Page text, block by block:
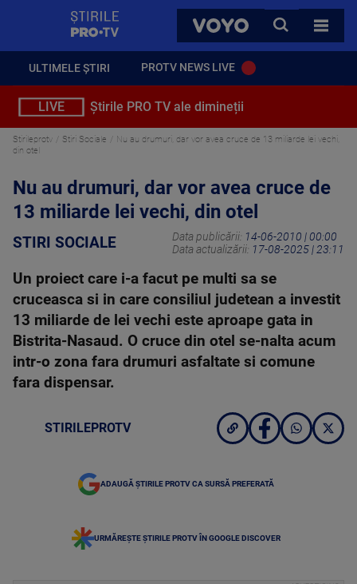
VOYO
CAUTA
TOATE
ULTIMELE ȘTIRI PROTV NEWS LIVE
LIVE Știrile PRO TV ale dimineții
Stirileprotv Stiri Sociale
Nu au drumuri, dar vor avea cruce de 13 miliarde lei vechi,
din otel
Nu au drumuri, dar vor avea cruce de
13 miliarde lei vechi, din otel
STIRI SOCIALE Data publicării: 14-06-2010 | 00:00
Data actualizării: 17-08-2025 | 23:11
Un proiect care i-a facut pe multi sa se
cruceasca si in care consiliul judetean a investit
13 miliarde de lei vechi este aproape gata in
Bistrita-Nasaud. O cruce din otel se-nalta acum
intr-o zona fara drumuri asfaltate si comune
fara dispensar.
STIRILEPROTV
ADAUGĂ ȘTIRILE PROTV CA SURSĂ PREFERATĂ
URMĂREȘTE ȘTIRILE PROTV ÎN GOOGLE DISCOVER